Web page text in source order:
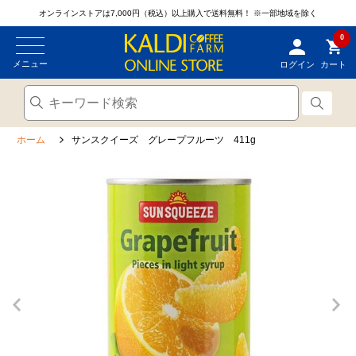
オンラインストアは7,000円（税込）以上購入で送料無料！ ※一部地域を除く
メニュー ログイン
0
カート
ホーム サンスクイーズ グレープフルーツ 411g